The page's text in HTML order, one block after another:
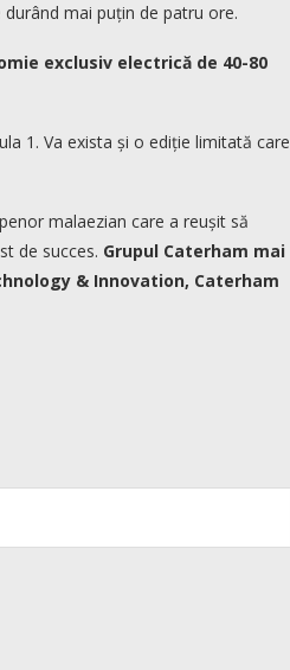
mai puțin de patru ore.
exclusiv electrică de 40-80
1. Va exista și o ediție limitată care
malaezian care a reușit să
de succes. Grupul Caterham mai
& Innovation, Caterham